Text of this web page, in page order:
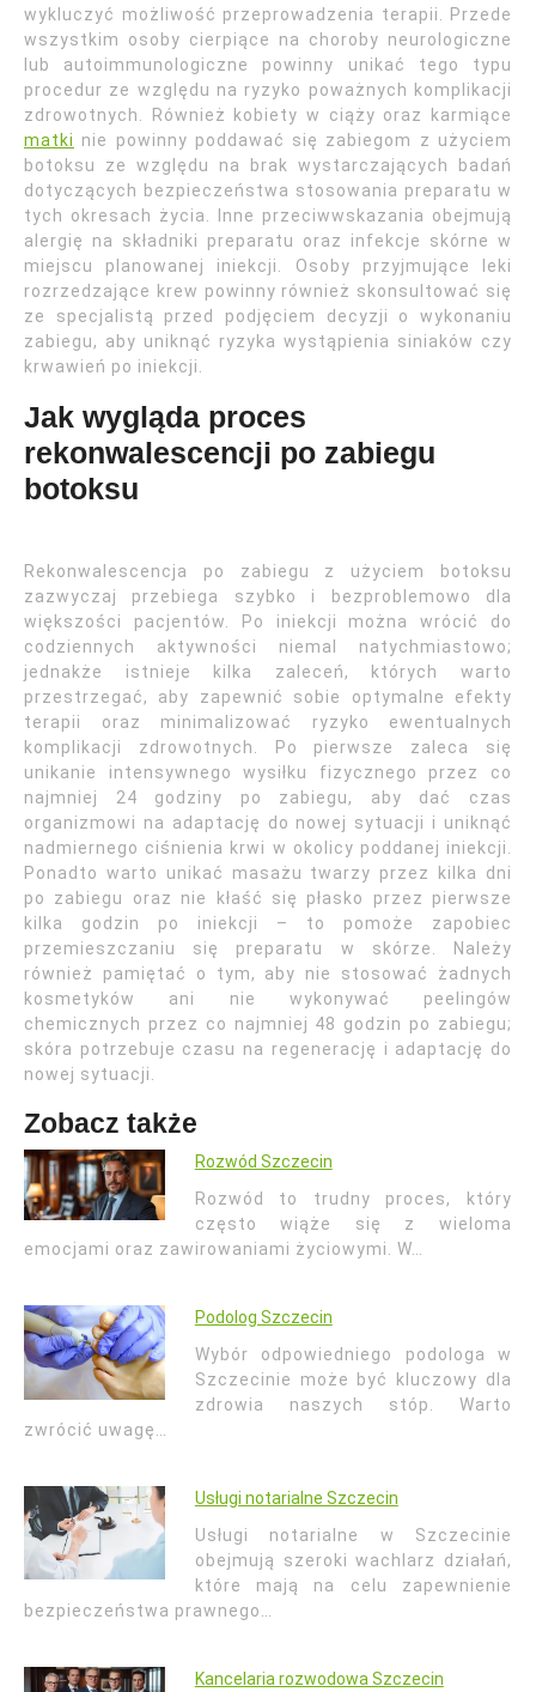
wykluczyć możliwość przeprowadzenia terapii. Przede
wszystkim osoby cierpiące na choroby neurologiczne
lub autoimmunologiczne powinny unikać tego typu
procedur ze względu na ryzyko poważnych komplikacji
zdrowotnych. Również kobiety w ciąży oraz karmiące
matki nie powinny poddawać się zabiegom z użyciem
botoksu ze względu na brak wystarczających badań
dotyczących bezpieczeństwa stosowania preparatu w
tych okresach życia. Inne przeciwwskazania obejmują
alergię na składniki preparatu oraz infekcje skórne w
miejscu planowanej iniekcji. Osoby przyjmujące leki
rozrzedzające krew powinny również skonsultować się
ze specjalistą przed podjęciem decyzji o wykonaniu
zabiegu, aby uniknąć ryzyka wystąpienia siniaków czy
krwawień po iniekcji.
Jak wygląda proces
rekonwalescencji po zabiegu
botoksu
Rekonwalescencja po zabiegu z użyciem botoksu
zazwyczaj przebiega szybko i bezproblemowo dla
większości pacjentów. Po iniekcji można wrócić do
codziennych aktywności niemal natychmiastowo;
jednakże istnieje kilka zaleceń, których warto
przestrzegać, aby zapewnić sobie optymalne efekty
terapii oraz minimalizować ryzyko ewentualnych
komplikacji zdrowotnych. Po pierwsze zaleca się
unikanie intensywnego wysiłku fizycznego przez co
najmniej 24 godziny po zabiegu, aby dać czas
organizmowi na adaptację do nowej sytuacji i uniknąć
nadmiernego ciśnienia krwi w okolicy poddanej iniekcji.
Ponadto warto unikać masażu twarzy przez kilka dni
po zabiegu oraz nie kłaść się płasko przez pierwsze
kilka godzin po iniekcji – to pomoże zapobiec
przemieszczaniu się preparatu w skórze. Należy
również pamiętać o tym, aby nie stosować żadnych
kosmetyków ani nie wykonywać peelingów
chemicznych przez co najmniej 48 godzin po zabiegu;
skóra potrzebuje czasu na regenerację i adaptację do
nowej sytuacji.
Zobacz także
Rozwód Szczecin
Rozwód to trudny proces, który
często wiąże się z wieloma
emocjami oraz zawirowaniami życiowymi. W…
Podolog Szczecin
Wybór odpowiedniego podologa w
Szczecinie może być kluczowy dla
zdrowia naszych stóp. Warto
zwrócić uwagę…
Usługi notarialne Szczecin
Usługi notarialne w Szczecinie
obejmują szeroki wachlarz działań,
które mają na celu zapewnienie
bezpieczeństwa prawnego…
Kancelaria rozwodowa Szczecin